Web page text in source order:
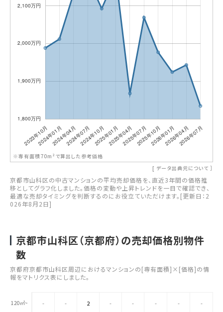
※専有面積70m²で算出した参考価格
[ データ出典元について ］
京都市山科区の中古マンションの平均売却価格を、直近3年間の価格推
移としてグラフ化しました。価格の変動や上昇トレンドを一目で確認でき、
最適な売却タイミングを判断するのにお役立ていただけます。[更新日：2
026年8月2日]
京都市山科区（京都府）の売却価格別物件
数
京都府京都市山科区周辺におけるマンションの[専有面積]×[価格]の情
報をマトリクス表にしました。
120㎡~ - - 2 - - - - -